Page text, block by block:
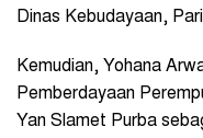
Dinas Kebudayaan,
Kemudian, Yohana
Pemberdayaan
Yan Slamet Purba